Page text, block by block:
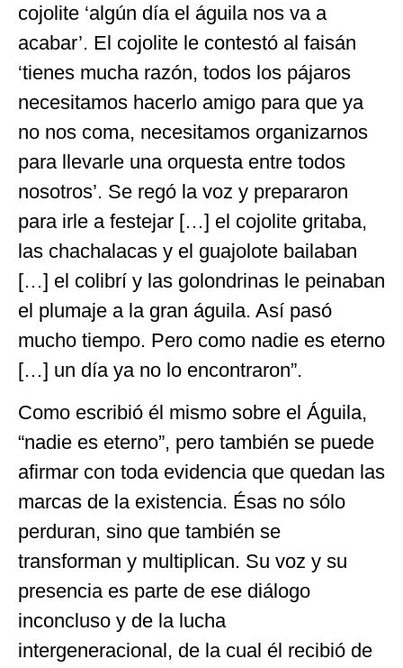
cojolite ‘algún día el águila nos va a
acabar’. El cojolite le contestó al faisán
‘tienes mucha razón, todos los pájaros
necesitamos hacerlo amigo para que ya
no nos coma, necesitamos organizarnos
para llevarle una orquesta entre todos
nosotros’. Se regó la voz y prepararon
para irle a festejar […] el cojolite gritaba,
las chachalacas y el guajolote bailaban
[…] el colibrí y las golondrinas le peinaban
el plumaje a la gran águila. Así pasó
mucho tiempo. Pero como nadie es eterno
[…] un día ya no lo encontraron”.
Como escribió él mismo sobre el Águila,
“nadie es eterno”, pero también se puede
afirmar con toda evidencia que quedan las
marcas de la existencia. Ésas no sólo
perduran, sino que también se
transforman y multiplican. Su voz y su
presencia es parte de ese diálogo
inconcluso y de la lucha
intergeneracional, de la cual él recibió de